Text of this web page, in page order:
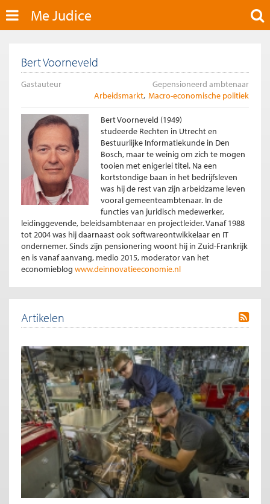
Me Judice
Bert Voorneveld
Gastauteur
Gepensioneerd ambtenaar
Arbeidsmarkt Macro-economische politiek
Bert Voorneveld (1949)
studeerde Rechten in Utrecht en
Bestuurlijke Informatiekunde in Den
Bosch, maar te weinig om zich te mogen
tooien met enigerlei titel. Na een
kortstondige baan in het bedrijfsleven
was hij de rest van zijn arbeidzame leven
vooral gemeenteambtenaar. In de
functies van juridisch medewerker,
leidinggevende, beleidsambtenaar en projectleider. Vanaf 1988
tot 2004 was hij daarnaast ook softwareontwikkelaar en IT
ondernemer. Sinds zijn pensionering woont hij in Zuid-Frankrijk
en is vanaf aanvang, medio 2015, moderator van het
economieblog www.deinnovatieeconomie.nl
Artikelen